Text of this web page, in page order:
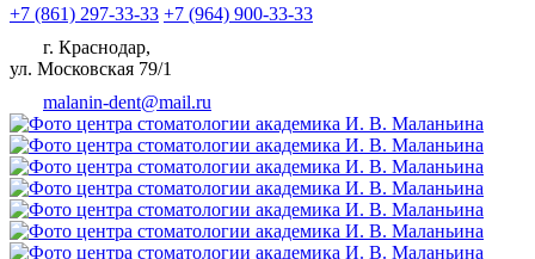
+7 (861) 297-33-33 +7 (964) 900-33-33
г. Краснодар,
ул. Московская 79/1
malanin-dent@mail.ru